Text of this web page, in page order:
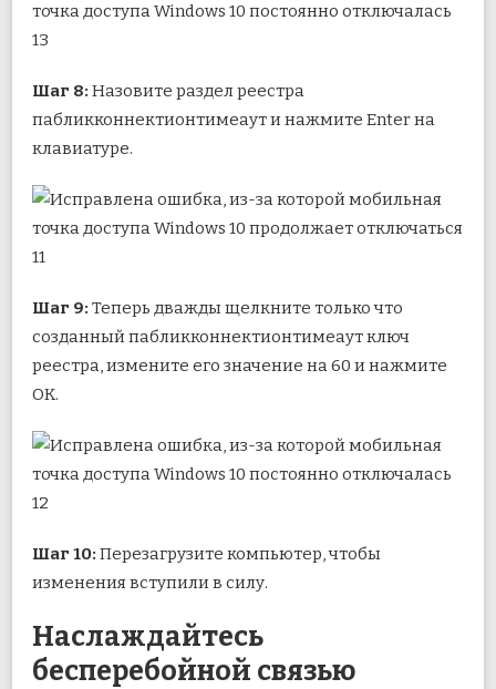
Шаг 8: Назовите раздел реестра
пабликконнектионтимеаут и нажмите Enter на
клавиатуре.
Шаг 9: Теперь дважды щелкните только что
созданный пабликконнектионтимеаут ключ
реестра, измените его значение на 60 и нажмите
OK.
Шаг 10: Перезагрузите компьютер, чтобы
изменения вступили в силу.
Наслаждайтесь
бесперебойной связью